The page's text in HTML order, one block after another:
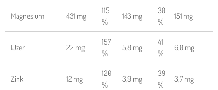
Magnesium 431 mg
115
%
143 mg
38
%
151 mg
IJzer 22 mg
157
%
5,8 mg
41
%
6,8 mg
Zink 12 mg
120
%
3,9 mg
39
%
3,7 mg